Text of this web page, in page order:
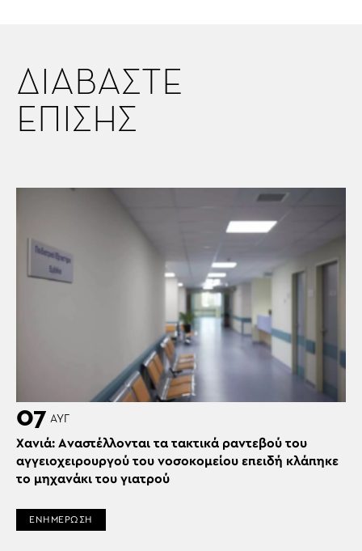
ΔΙΑΒΑΣΤΕ
ΕΠΙΣΗΣ
07 ΑΥΓ
Χανιά: Aναστέλλονται τα τακτικά ραντεβού του
αγγειοχειρουργού του νοσοκομείου επειδή κλάπηκε
το μηχανάκι του γιατρού
ΕΝΗΜΕΡΩΣΗ